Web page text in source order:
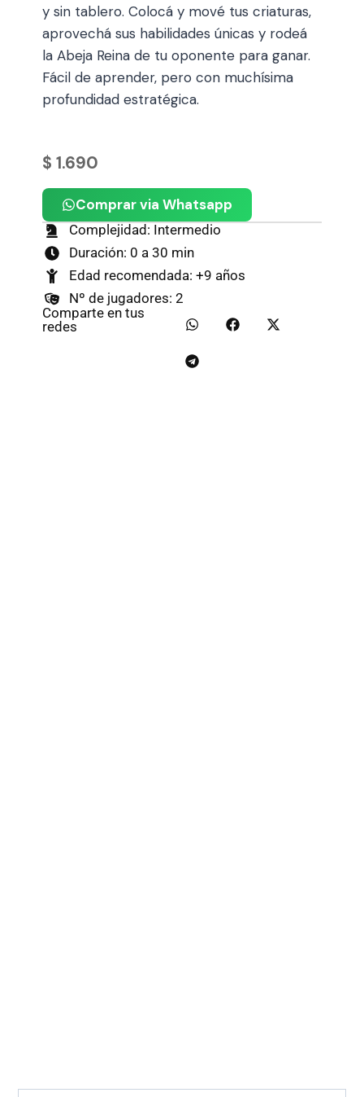
y sin tablero. Colocá y mové tus criaturas,
aprovechá sus habilidades únicas y rodeá
la Abeja Reina de tu oponente para ganar.
Fácil de aprender, pero con muchísima
profundidad estratégica.
$ 1.690
Comprar via Whatsapp
Complejidad: Intermedio
Duración: 0 a 30 min
Edad recomendada: +9 años
Nº de jugadores: 2
Comparte en tus
redes